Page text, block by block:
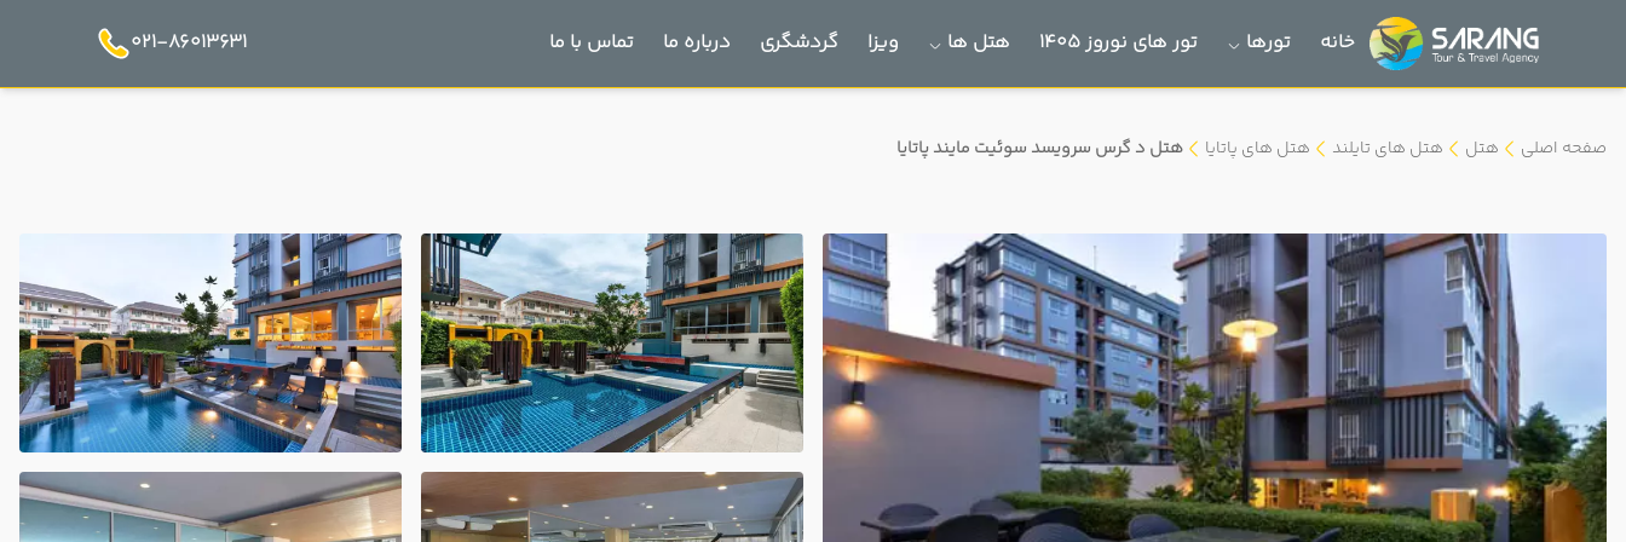
خانه تورها تور های نوروز 1405 هتل ها ویزا گردشگری درباره ما تماس با ما 021-86013631
صفحه اصلی هتل هتل های تایلند هتل های پاتایا هتل د گرس سرویسد سوئیت مایند پاتایا